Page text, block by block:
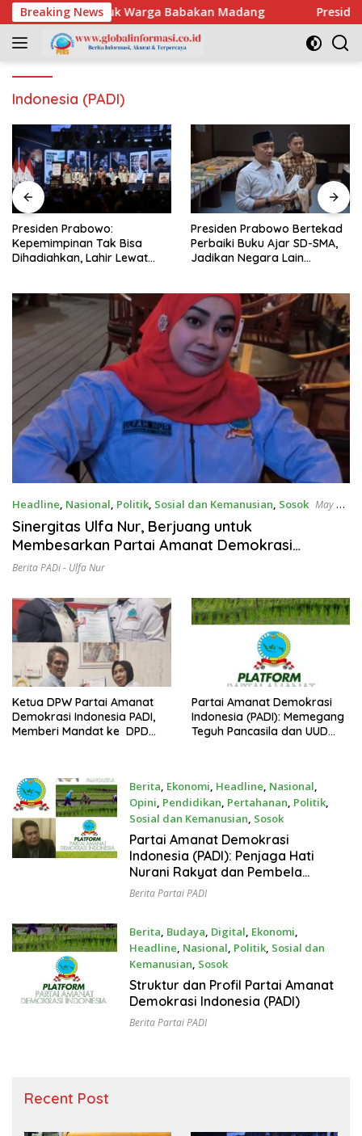
Skip
to
content
Breaking News
Bersih untuk Warga Babakan Madang Presiden
Indonesia (PADI)
Presiden Prabowo:
Kepemimpinan Tak Bisa
Dihadiahkan, Lahir Lewat
Presiden Prabowo Bertekad
Perbaiki Buku Ajar SD-SMA,
Jadikan Negara Lain
Headline, Nasional, Politik, Sosial dan Kemanusian, Sosok May 19,
2025
Sinergitas Ulfa Nur, Berjuang untuk
Membesarkan Partai Amanat Demokrasi
Indonesia (PADI) Menuju Pemilu 2029
Berita PADi - Ulfa Nur
Ketua DPW Partai Amanat
Demokrasi Indonesia PADI,
Memberi Mandat ke DPD
Partai Amanat Demokrasi
Indonesia (PADI): Memegang
Teguh Pancasila dan UUD
Berita, Ekonomi, Headline, Nasional,
Opini, Pendidikan, Pertahanan, Politik,
Sosial dan Kemanusian, Sosok
January 5, 2025
Partai Amanat Demokrasi
Indonesia (PADI): Penjaga Hati
Nurani Rakyat dan Pembela
Kesejahteraan
Berita Partai PADI
Berita, Budaya, Digital, Ekonomi,
Headline, Nasional, Politik, Sosial dan
Kemanusian, Sosok
December 23, 2024
Struktur dan Profil Partai Amanat
Demokrasi Indonesia (PADI)
Berita Partai PADI
Recent Post